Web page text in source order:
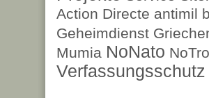
Action Directe antimil
Geheimdienst
Mumia NoNato
Verfassungsschutz